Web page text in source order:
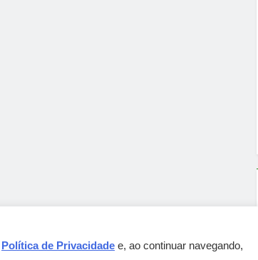
Gebbeg Powered ByBlazeThemes
Política de Privacidade e, ao continuar navegando,